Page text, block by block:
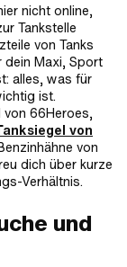
nicht online,
Tankstelle
von Tanks
dein Maxi, Sport
alles, was für
ist.
66Heroes,
von
von
dich über kurze
Verhältnis.
und